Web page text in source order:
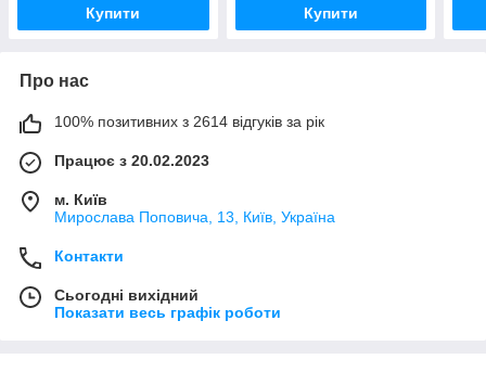
Купити Купити
Про нас
100% позитивних з 2614 відгуків за рік
Працює з 20.02.2023
м. Київ
Мирослава Поповича, 13, Київ, Україна
Контакти
Сьогодні вихідний
Показати весь графік роботи